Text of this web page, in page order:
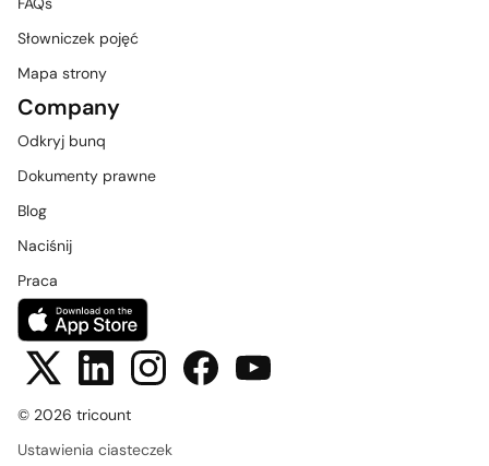
Słowniczek pojęć
Mapa strony
Company
Odkryj bunq
Dokumenty prawne
Blog
Naciśnij
Praca
© 2026 tricount
Ustawienia ciasteczek